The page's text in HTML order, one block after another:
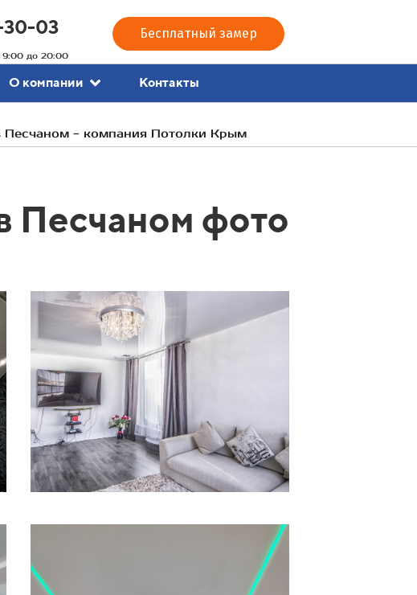
30-03
до 20:00
Бесплатный замер
О компании Контакты
Песчаном - компания Потолки Крым
Песчаном фото